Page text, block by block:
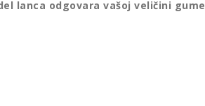
lanca odgovara vašoj veličini gume